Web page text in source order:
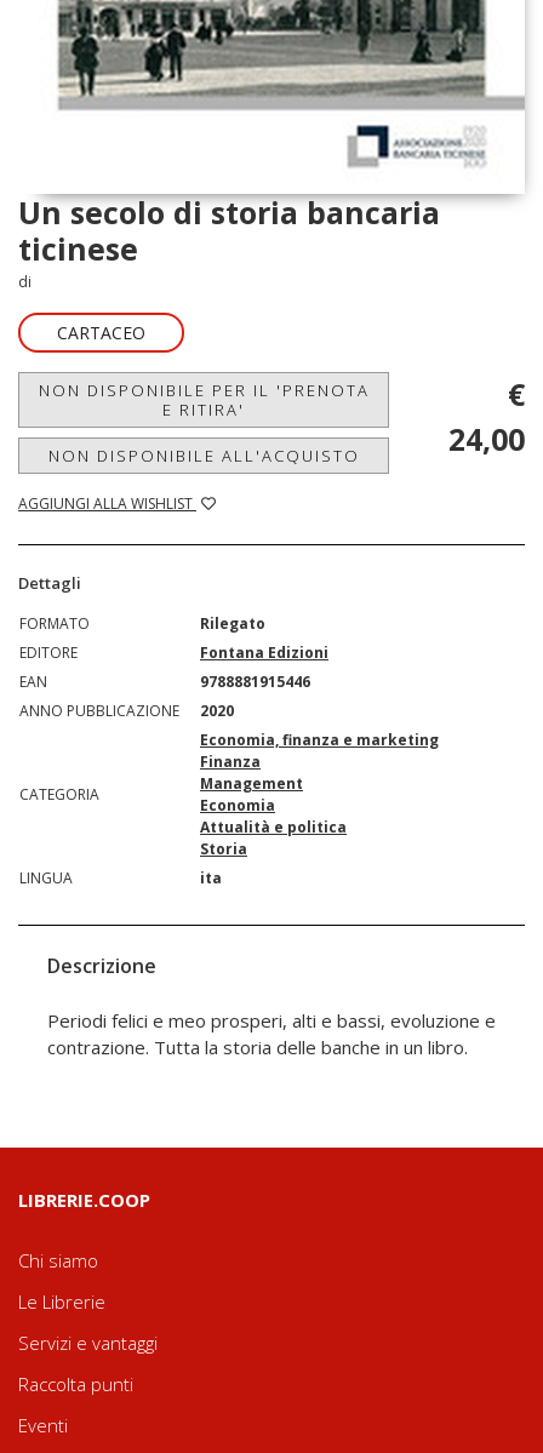
Un secolo di storia bancaria
ticinese
di
CARTACEO
NON DISPONIBILE PER IL 'PRENOTA
E RITIRA'
NON DISPONIBILE ALL'ACQUISTO
AGGIUNGI ALLA WISHLIST
€
24,00
Dettagli
FORMATO
Rilegato
EDITORE
Fontana Edizioni
EAN
9788881915446
ANNO PUBBLICAZIONE
2020
CATEGORIA
Economia, finanza e marketing
Finanza
Management
Economia
Attualità e politica
Storia
LINGUA
ita
Descrizione
Periodi felici e meo prosperi, alti e bassi, evoluzione e
contrazione. Tutta la storia delle banche in un libro.
LIBRERIE.COOP
Chi siamo
Le Librerie
Servizi e vantaggi
Raccolta punti
Eventi